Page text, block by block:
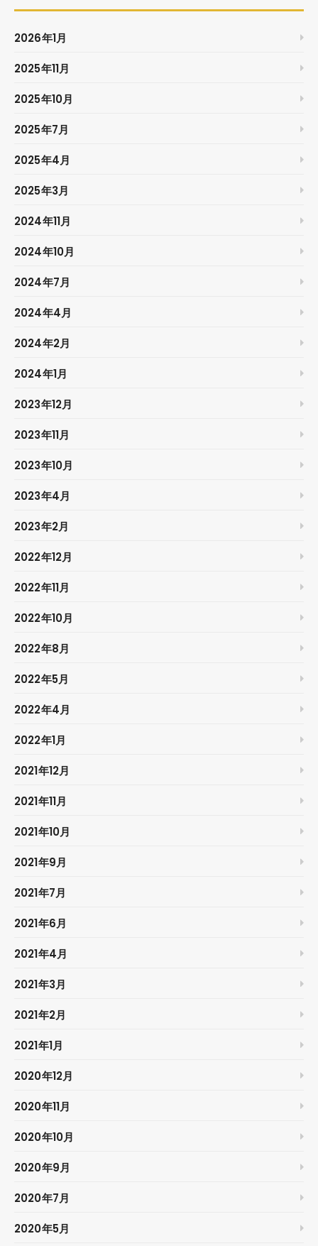
2026年1月
2025年11月
2025年10月
2025年7月
2025年4月
2025年3月
2024年11月
2024年10月
2024年7月
2024年4月
2024年2月
2024年1月
2023年12月
2023年11月
2023年10月
2023年4月
2023年2月
2022年12月
2022年11月
2022年10月
2022年8月
2022年5月
2022年4月
2022年1月
2021年12月
2021年11月
2021年10月
2021年9月
2021年7月
2021年6月
2021年4月
2021年3月
2021年2月
2021年1月
2020年12月
2020年11月
2020年10月
2020年9月
2020年7月
2020年5月